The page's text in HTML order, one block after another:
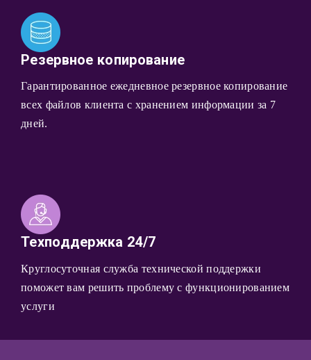
Резервное копирование
Гарантированное ежедневное резервное копирование
всех файлов клиента с хранением информации за 7
дней.
Техподдержка 24/7
Круглосуточная служба технической поддержки
поможет вам решить проблему с функционированием
услуги